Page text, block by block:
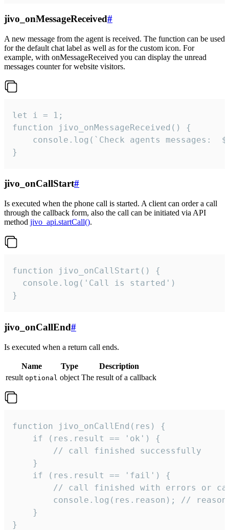
jivo_onMessageReceived#
A new message from the agent is received. The function can be used
for the default chat label as well as for the custom icon. For
example, with onMessageReceived you can display the unread
messages counter for website visitors.
let i = 1;
function jivo_onMessageReceived() {
}
jivo_onCallStart#
Is executed when the phone call is started. A client can order a call
through the callback form, also the call can be initiated via API
method jivo_api.startCall().
function jivo_onCallStart() {
  console.log('Call is started')
}
jivo_onCallEnd#
Is executed when a return call ends.
Name Type
Description
result optional object The result of a callback
function jivo_onCallEnd(res) {
    if (res.result == 'ok') {
        // call finished successfully
    }
    if (res.result == 'fail') {
// call finished with errors or
console.log(res.reason); //
    }
}